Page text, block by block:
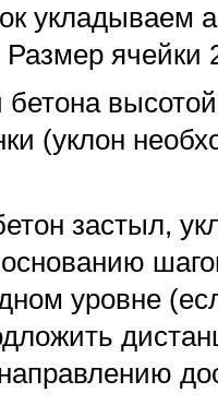
укладываем
ячейки
(уклон
застыл,
уровне